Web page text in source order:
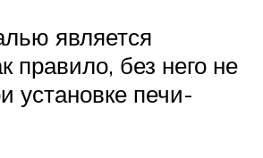
является
правило, без него не
установке печи-